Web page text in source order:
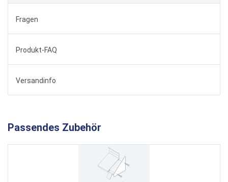
Fragen
Produkt-FAQ
Versandinfo
Passendes Zubehör